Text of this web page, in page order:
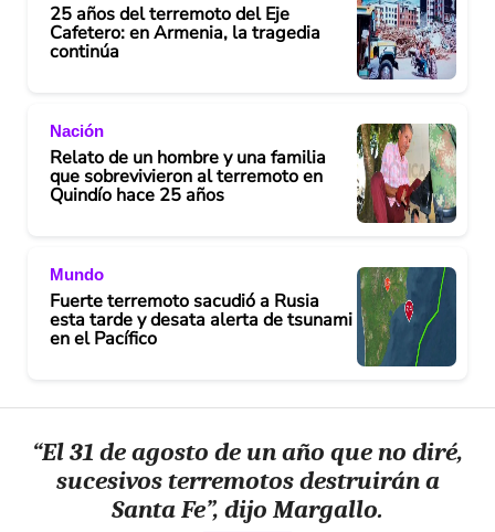
25 años del terremoto del Eje
Cafetero: en Armenia, la tragedia
continúa
Nación
Relato de un hombre y una familia
que sobrevivieron al terremoto en
Quindío hace 25 años
Mundo
Fuerte terremoto sacudió a Rusia
esta tarde y desata alerta de tsunami
en el Pacífico
“El 31 de agosto de un año que no diré,
sucesivos terremotos destruirán a
Santa Fe”, dijo Margallo.